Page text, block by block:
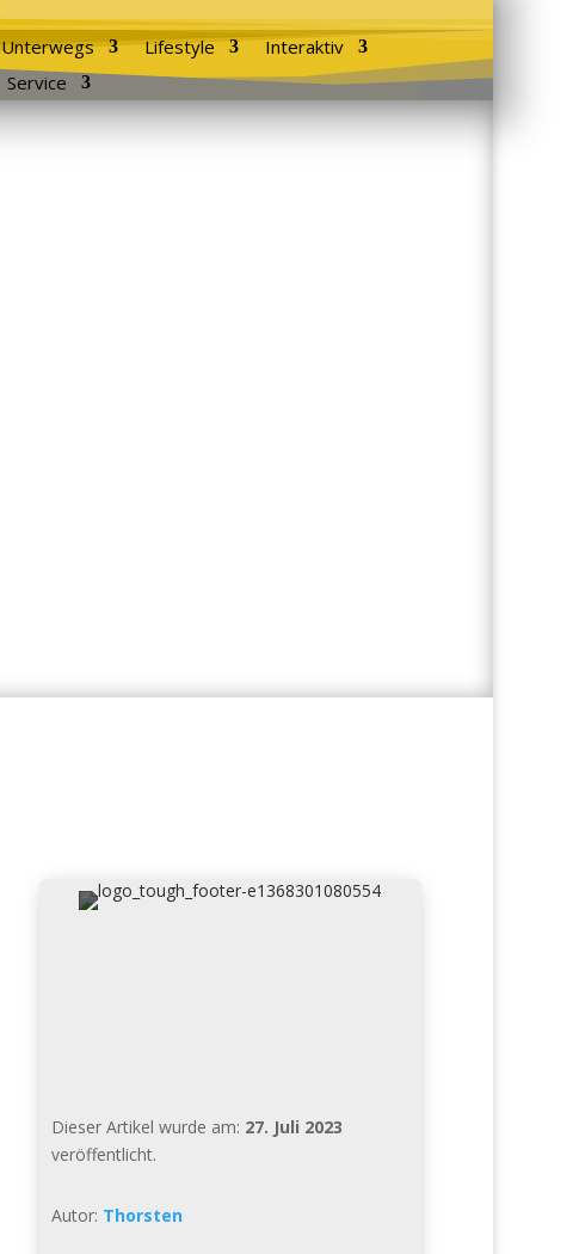
Unterwegs Lifestyle
Interaktiv
Service
Dieser Artikel wurde am: 27. Juli 2023
veröffentlicht.
Autor: Thorsten